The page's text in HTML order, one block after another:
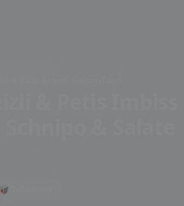
🥡 Takeaway